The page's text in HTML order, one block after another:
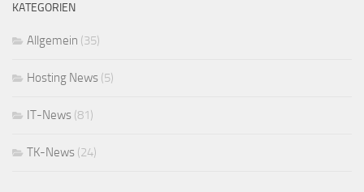
KATEGORIEN
Allgemein (35)
Hosting News (5)
IT-News (81)
TK-News (24)